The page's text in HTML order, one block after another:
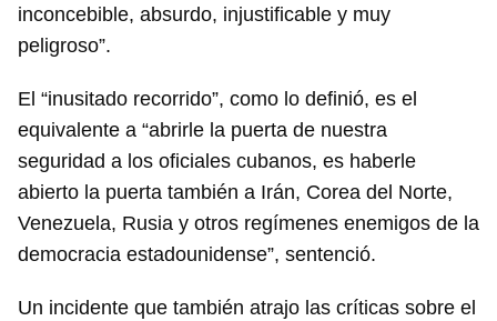
inconcebible, absurdo, injustificable y muy
peligroso”.
El “inusitado recorrido”, como lo definió, es el
equivalente a “abrirle la puerta de nuestra
seguridad a los oficiales cubanos, es haberle
abierto la puerta también a Irán, Corea del Norte,
Venezuela, Rusia y otros regímenes enemigos de la
democracia estadounidense”, sentenció.
Un incidente que también atrajo las críticas sobre el